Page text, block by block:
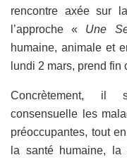
rencontre axée sur
l’approche « Une
humaine, animale et
lundi 2 mars, prend
Concrètement, il
consensuelle les
préoccupantes, tout
la santé humaine, la